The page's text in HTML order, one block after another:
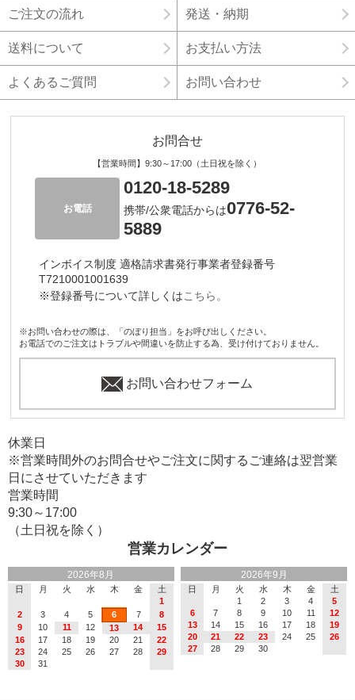
ご注文の流れ 発送・納期
送料について お支払い方法
よくあるご質問 お問い合わせ
お問合せ
【営業時間】9:30～17:00（土日祝を除く）
お電話
0120-18-5289
携帯/公衆電話からは0776-52-
5889
インボイス制度 適格請求書発行事業者登録番号
T7210001001639
※登録番号について詳しくはこちら。
※お問い合わせの際は、「のぼり担当」をお呼び出しください。
お電話でのご注文はトラブルや間違いを防止する為、受け付けておりません。
お問い合わせフォーム
営業カレンダー
2026年8月
日 月 火 水 木 金
土
1
2
3 4 5 6 7
8
9
10 11 12 13 14
15
16
17 18 19 20 21
22
23
24 25 26 27 28
29
30
31
2026年9月
日 月 火 水 木 金
土
1
2 3 4
5
6
7 8 9 10 11
12
13
14 15 16 17 18
19
20
21 22 23 24 25
26
27
28 29 30
休業日
※営業時間外のお問合せやご注文に関するご連絡は翌営業
日にさせていただきます
営業時間
9:30～17:00
（土日祝を除く）